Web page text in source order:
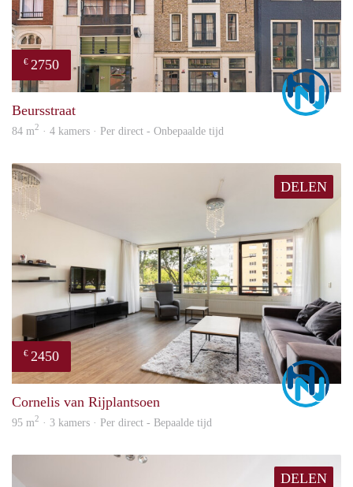
€ 2750
Beursstraat
84 m2 · 4 kamers · Per direct - Onbepaalde tijd
DELEN
€ 2450
Cornelis van Rijplantsoen
95 m2 · 3 kamers · Per direct - Bepaalde tijd
DELEN